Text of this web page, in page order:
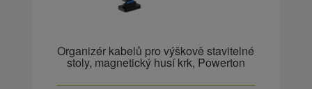
Organizér kabelů pro výškově stavitelné
stoly, magnetický husí krk, Powerton